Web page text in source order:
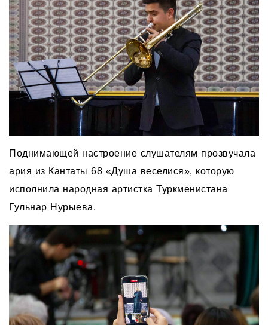
Поднимающей настроение слушателям прозвучала
ария из Кантаты 68 «Душа веселися», которую
исполнила народная артистка Туркменистана
Гульнар Нурыева.